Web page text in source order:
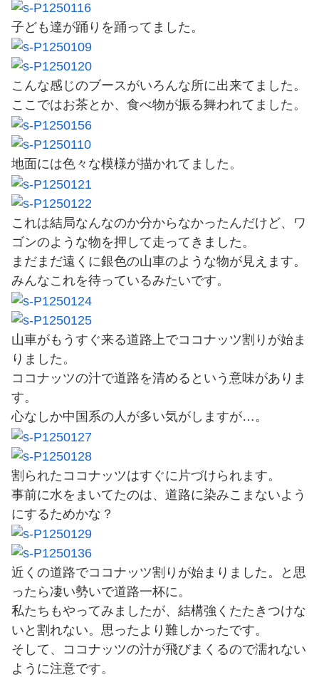
子ども達が踊りを踊ってました。
こんな感じのブースがいろんな所に出来てました。
ここではお茶とか、食べ物が振る舞われてました。
地面には色々な模様が描かれてました。
これは結局なんなのか分からなかったんだけど、ワ
ゴンのような物を押して走ってきました。
まだまだ遠くに銀色の山車のような物が見えます。
みんなこれを待っているみたいです。
山車がもうすぐ来る道路上でココナッツ割りが始ま
りました。
ココナッツの汁で道路を清めるという意味がありま
す。
心なしか中国系の人が多い気がしますが…。
割られたココナッツはすぐに片づけられます。
事前に水をまいてたのは、道路に染みこまないよう
にするためかな？
近くの道路でココナッツ割りが始まりました。と思
ったら凄い勢いで道路一杯に。
私たちもやってみましたが、結構強くたたきつけな
いと割れない。思ったより難しかったです。
そして、ココナッツの汁が飛びまくるので濡れない
ように注意です。